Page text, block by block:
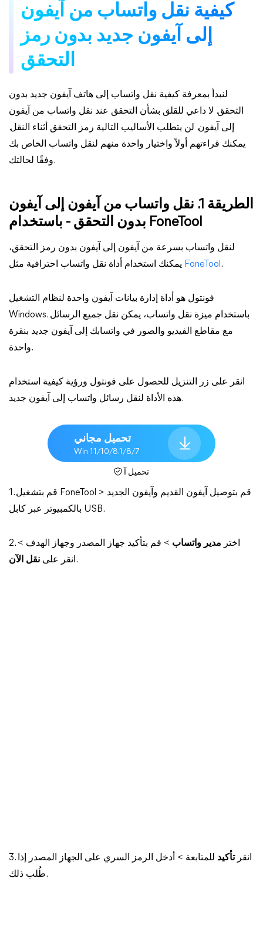
كيفية نقل واتساب من آيفون
إلى آيفون جديد بدون رمز
التحقق
لنبدأ بمعرفة كيفية نقل واتساب إلى هاتف آيفون جديد بدون
التحقق. لا داعي للقلق بشأن التحقق عند نقل واتساب من آيفون
إلى آيفون. لن يتطلب الأساليب التالية رمز التحقق أثناء النقل.
يمكنك قراءتهم أولاً واختيار واحدة منهم لنقل واتساب الخاص بك
وفقًا لحالتك.
الطريقة 1. نقل واتساب من آيفون إلى آيفون
بدون التحقق - باستخدام FoneTool
لنقل واتساب بسرعة من آيفون إلى آيفون بدون رمز التحقق،
FoneTool .
فونتول هو أداة إدارة بيانات آيفون واحدة لنظام التشغيل
Windows. باستخدام ميزة نقل واتساب، يمكن نقل جميع الرسائل
مع مقاطع الفيديو والصور في واتسابك إلى آيفون جديد بنقرة
واحدة.
انقر على زر التنزيل للحصول على فونتول ورؤية كيفية استخدام
هذه الأداة لنقل رسائل واتساب إلى آيفون جديد.
تحميل مجاني
Win 11/10/8.1/8/7
تحميل آ
1. قم بتشغيل FoneTool > قم بتوصيل آيفون القديم وآيفون الجديد
بالكمبيوتر عبر كابل USB.
2. اختر مدير واتساب > قم بتأكيد جهاز المصدر وجهاز الهدف >
انقر على نقل الآن .
3. انقرتأكيد للمتابعة > أدخل الرمز السري على الجهاز المصدر إذا
طُلب ذلك.